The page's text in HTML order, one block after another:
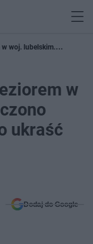
woj. lubelskim.
w
ukraść
Dodaj do Google